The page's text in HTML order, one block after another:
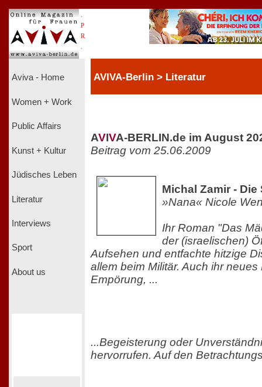
P
R
Aviva - Home
Women + Work
Public Affairs
Kunst + Kultur
Jüdisches Leben
Literatur
Interviews
Sport
About us
AVIVA-Berlin > Literatur
AVIVA-BERLIN.de im August
Beitrag vom 25.06.2009
Michal Zamir - Die
»Nana« Nicole
Ihr Roman "Das
der (israelischen)
Aufsehen und entfachte hitzige
allem beim Militär. Auch ihr neues
Empörung, ...
...Begeisterung oder
hervorrufen. Auf den